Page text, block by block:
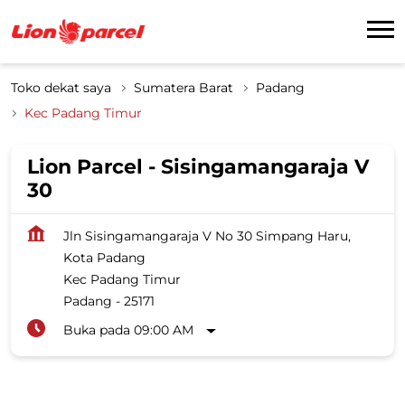
Toko dekat saya Sumatera Barat
Padang
Kec Padang Timur
Lion Parcel - Sisingamangaraja V
30
Jln Sisingamangaraja V No 30 Simpang Haru,
Kota Padang
Kec Padang Timur
Padang - 25171
Buka pada 09:00 AM